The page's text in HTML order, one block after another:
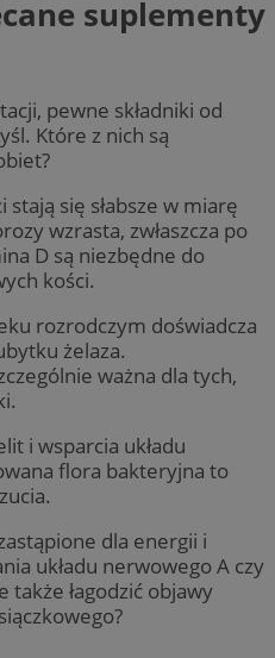
suplementy
pewne składniki od
Które z nich są
stają się słabsze w miarę
wzrasta, zwłaszcza po
D są niezbędne do
kości.
rozrodczym doświadcza
żelaza.
ważna dla tych,
i wsparcia układu
flora bakteryjna to
dla energii i
układu nerwowego A czy
także łagodzić objawy